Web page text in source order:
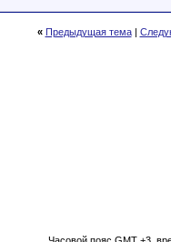
« Предыдущая тема|